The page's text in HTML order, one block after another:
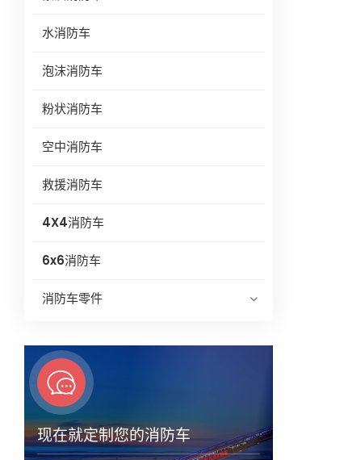
水消防车
泡沫消防车
粉状消防车
空中消防车
救援消防车
4X4消防车
6x6消防车
消防车零件
现在就定制您的消防车